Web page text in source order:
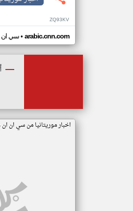
ZQ93KV
سي ان• arabic.cnn.com
اخبار موريتانيا من سي ان